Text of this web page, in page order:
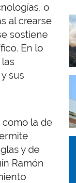
o
al crearse
sostiene
En lo
sus
como la de
y de
Ramón